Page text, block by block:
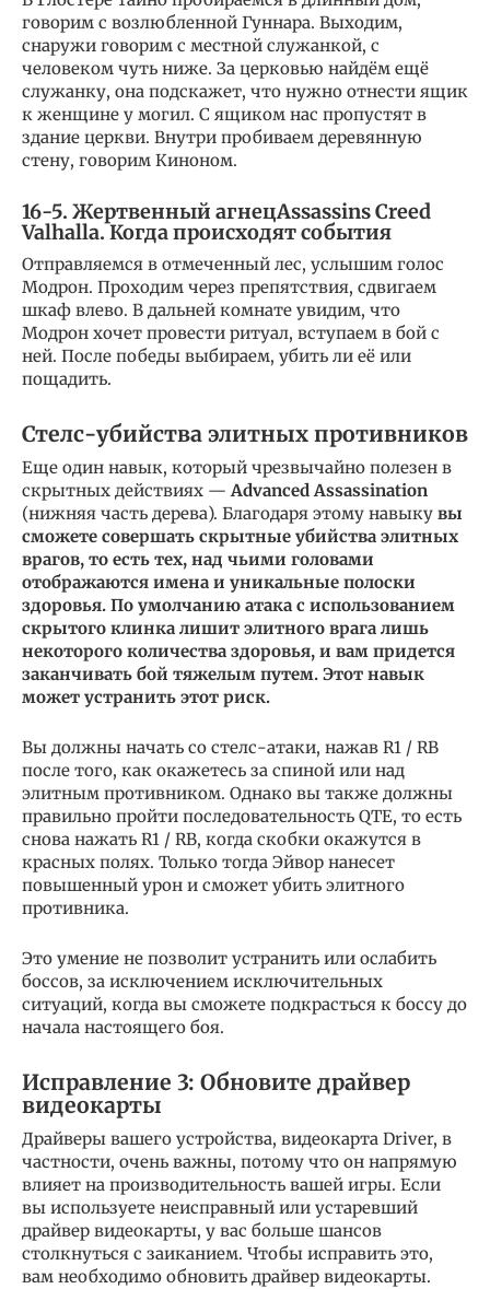
говорим с возлюбленной Гуннара. Выходим,
снаружи говорим с местной служанкой, с
человеком чуть ниже. За церковью найдём ещё
служанку, она подскажет, что нужно отнести ящик
к женщине у могил. С ящиком нас пропустят в
здание церкви. Внутри пробиваем деревянную
стену, говорим Киноном.
16-5. Жертвенный агнецAssassins Creed
Valhalla. Когда происходят события
Отправляемся в отмеченный лес, услышим голос
Модрон. Проходим через препятствия, сдвигаем
шкаф влево. В дальней комнате увидим, что
Модрон хочет провести ритуал, вступаем в бой с
ней. После победы выбираем, убить ли её или
пощадить.
Стелс-убийства элитных противников
Еще один навык, который чрезвычайно полезен в
скрытных действиях —Advanced Assassination
(нижняя часть дерева). Благодаря этому навыку вы
сможете совершать скрытные убийства элитных
врагов, то есть тех, над чьими головами
отображаются имена и уникальные полоски
здоровья. По умолчанию атака с использованием
скрытого клинка лишит элитного врага лишь
некоторого количества здоровья, и вам придется
заканчивать бой тяжелым путем. Этот навык
может устранить этот риск.
Вы должны начать со стелс-атаки, нажав R1 / RB
после того, как окажетесь за спиной или над
элитным противником. Однако вы также должны
правильно пройти последовательность QTE, то есть
снова нажать R1 / RB, когда скобки окажутся в
красных полях. Только тогда Эйвор нанесет
повышенный урон и сможет убить элитного
противника.
Это умение не позволит устранить или ослабить
боссов, за исключением исключительных
ситуаций, когда вы сможете подкрасться к боссу до
начала настоящего боя.
Исправление 3: Обновите драйвер
видеокарты
Драйверы вашего устройства, видеокарта Driver, в
частности, очень важны, потому что он напрямую
влияет на производительность вашей игры. Если
вы используете неисправный или устаревший
драйвер видеокарты, у вас больше шансов
столкнуться с заиканием. Чтобы исправить это,
вам необходимо обновить драйвер видеокарты.